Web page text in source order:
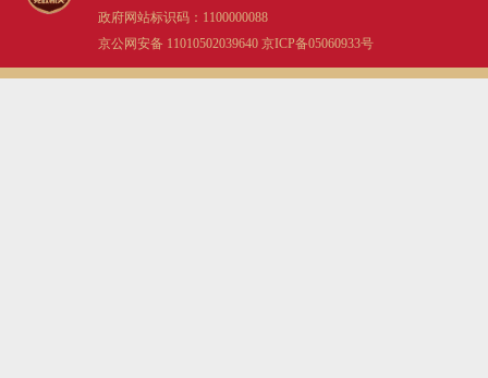
政府网站标识码：1100000088
京公网安备 11010502039640 京ICP备05060933号